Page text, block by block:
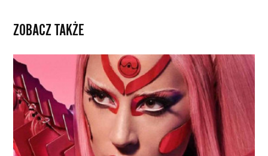
ZOBACZ TAKŻE
Nowy
gatunek
tropikalnego
owada
nazwano
na
cześć